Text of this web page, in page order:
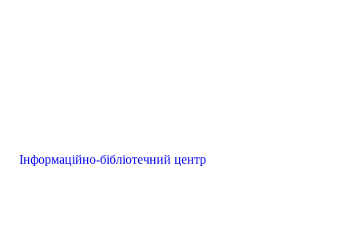
Інформаційно-бібліотечний центр